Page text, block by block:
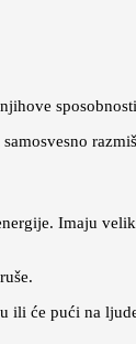
Imaju
će pući na